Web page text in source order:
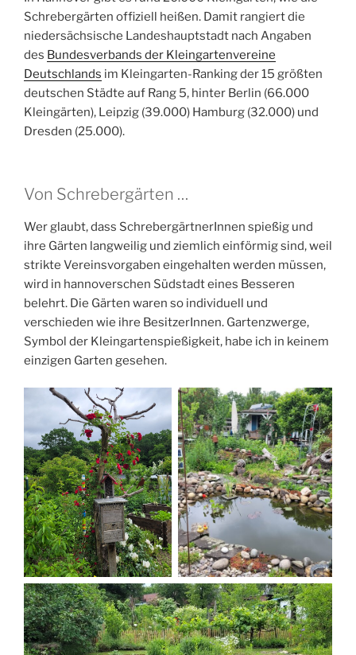
Schrebergärten offiziell heißen. Damit rangiert die
niedersächsische Landeshauptstadt nach Angaben
des Bundesverbands der Kleingartenvereine
Deutschlands im Kleingarten-Ranking der 15 größten
deutschen Städte auf Rang 5, hinter Berlin (66.000
Kleingärten), Leipzig (39.000) Hamburg (32.000) und
Dresden (25.000).
Von Schrebergärten …
Wer glaubt, dass SchrebergärtnerInnen spießig und
ihre Gärten langweilig und ziemlich einförmig sind, weil
strikte Vereinsvorgaben eingehalten werden müssen,
wird in hannoverschen Südstadt eines Besseren
belehrt. Die Gärten waren so individuell und
verschieden wie ihre BesitzerInnen. Gartenzwerge,
Symbol der Kleingartenspießigkeit, habe ich in keinem
einzigen Garten gesehen.